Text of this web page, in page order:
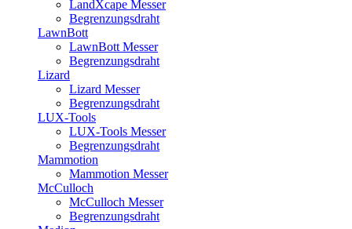
LandXcape Messer
Begrenzungsdraht
LawnBott
LawnBott Messer
Begrenzungsdraht
Lizard
Lizard Messer
Begrenzungsdraht
LUX-Tools
LUX-Tools Messer
Begrenzungsdraht
Mammotion
Mammotion Messer
McCulloch
McCulloch Messer
Begrenzungsdraht